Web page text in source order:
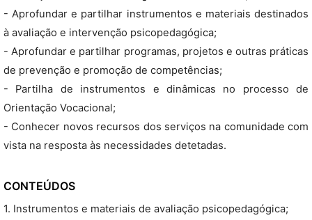
- Aprofundar e partilhar instrumentos e materiais destinados
à avaliação e intervenção psicopedagógica;
- Aprofundar e partilhar programas, projetos e outras práticas
de prevenção e promoção de competências;
- Partilha de instrumentos e dinâmicas no processo de
Orientação Vocacional;
- Conhecer novos recursos dos serviços na comunidade com
vista na resposta às necessidades detetadas.
CONTEÚDOS
1. Instrumentos e materiais de avaliação psicopedagógica;